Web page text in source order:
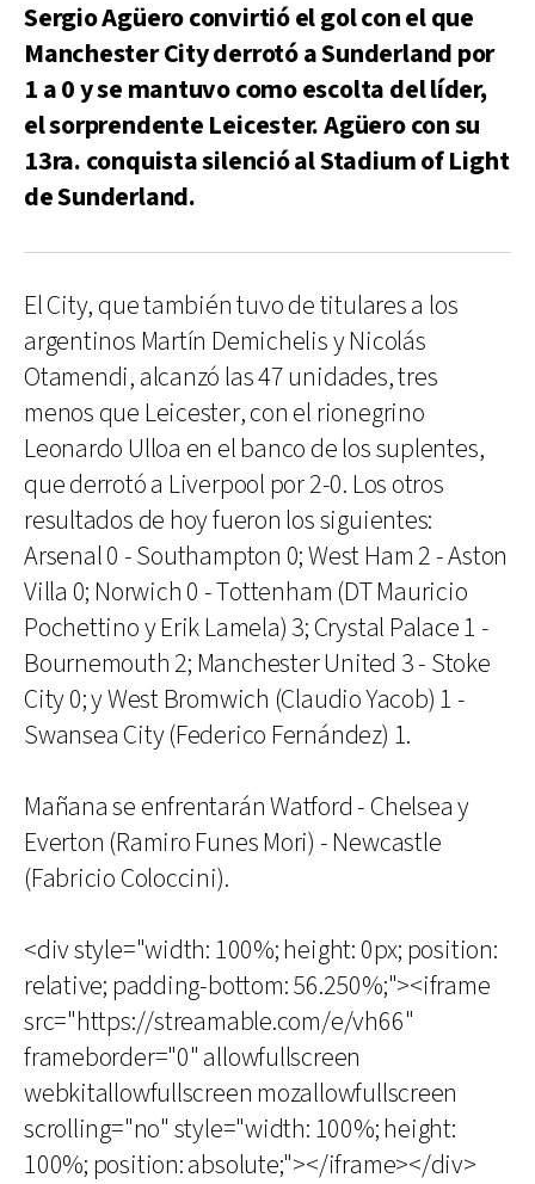
Sergio Agüero convirtió el gol con el que
Manchester City derrotó a Sunderland por
1 a 0 y se mantuvo como escolta del líder,
el sorprendente Leicester. Agüero con su
13ra. conquista silenció al Stadium of Light
de Sunderland.
El City, que también tuvo de titulares a los
argentinos Martín Demichelis y Nicolás
Otamendi, alcanzó las 47 unidades, tres
menos que Leicester, con el rionegrino
Leonardo Ulloa en el banco de los suplentes,
que derrotó a Liverpool por 2-0. Los otros
resultados de hoy fueron los siguientes:
Arsenal 0 - Southampton 0; West Ham 2 - Aston
Villa 0; Norwich 0 - Tottenham (DT Mauricio
Pochettino y Erik Lamela) 3; Crystal Palace 1 -
Bournemouth 2; Manchester United 3 - Stoke
City 0; y West Bromwich (Claudio Yacob) 1 -
Swansea City (Federico Fernández) 1.
Mañana se enfrentarán Watford - Chelsea y
Everton (Ramiro Funes Mori) - Newcastle
(Fabricio Coloccini).
<div style="width: 100%; height: 0px; position:
relative; padding-bottom: 56.250%;"><iframe
src="https://streamable.com/e/vh66"
frameborder="0" allowfullscreen
webkitallowfullscreen mozallowfullscreen
scrolling="no" style="width: 100%; height:
100%; position: absolute;"></iframe></div>